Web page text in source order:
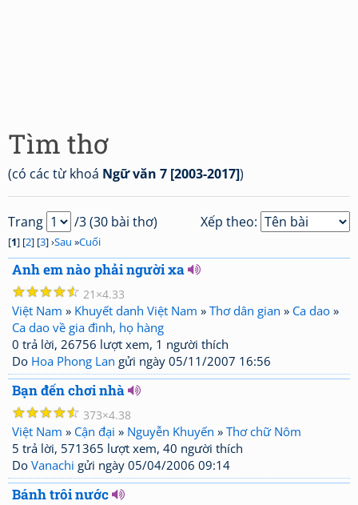
Tìm thơ
(có các từ khoá Ngữ văn 7 [2003-2017])
Xếp theo:
Trang /3 (30 bài thơ)
[1] [2] [3] ›Sau »Cuối
Anh em nào phải người xa
☆
☆
☆
☆
☆ 21 4.33
Việt Nam » Khuyết danh Việt Nam » Thơ dân gian » Ca dao »
Ca dao về gia đình, họ hàng
0 trả lời, 26756 lượt xem, 1 người thích
Do Hoa Phong Lan gửi ngày 05/11/2007 16:56
Bạn đến chơi nhà
☆
☆
☆
☆
☆ 373 4.38
Việt Nam » Cận đại » Nguyễn Khuyến » Thơ chữ Nôm
5 trả lời, 571365 lượt xem, 40 người thích
Do Vanachi gửi ngày 05/04/2006 09:14
Bánh trôi nước